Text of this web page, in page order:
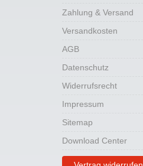
Zahlung & Versand
Versandkosten
AGB
Datenschutz
Widerrufsrecht
Impressum
Sitemap
Download Center